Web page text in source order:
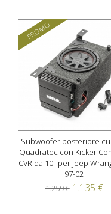
PROMO
Subwoofer posteriore
Quadratec con Kicker
CVR da 10" per Jeep
97-02
1.259 € 1.135 €